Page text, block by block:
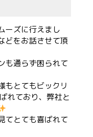
ーズに行えまし
どをお話させて頂
も通らず困られて
もとてもビックリ
れており、弊社と
てとても喜ばれて